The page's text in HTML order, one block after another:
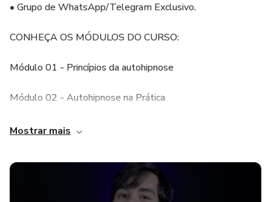
• Grupo de WhatsApp/Telegram Exclusivo.
CONHEÇA OS MÓDULOS DO CURSO: ⠀
Módulo 01 - Princípios da autohipnose
Módulo 02 - Autohipnose na Prática
Módulo 03 - Métodos de autohipnose
Mostrar mais